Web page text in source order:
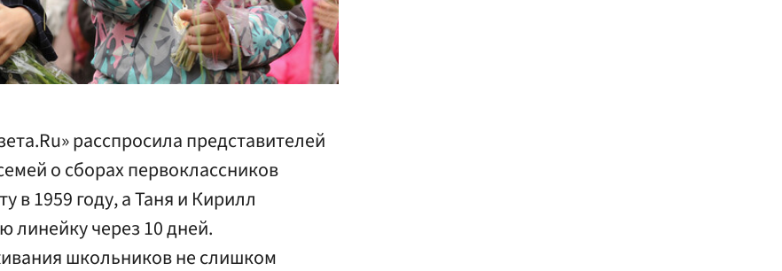
расспросила представителей
о сборах первоклассников
в 1959 году, а Таня и Кирилл
линейку через 10 дней.
школьников не слишком